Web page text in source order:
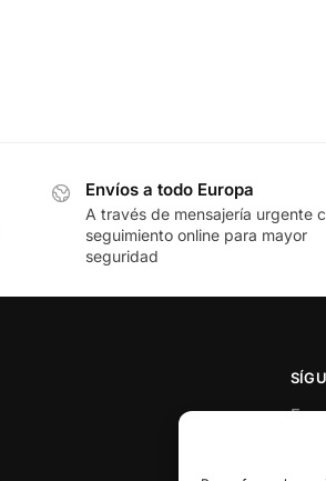
Envíos a todo Europa
A través de mensajería urgente
seguimiento online para mayor
seguridad